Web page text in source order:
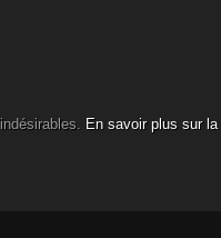
En savoir plus sur